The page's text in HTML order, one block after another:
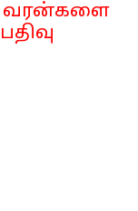
வரன்களை